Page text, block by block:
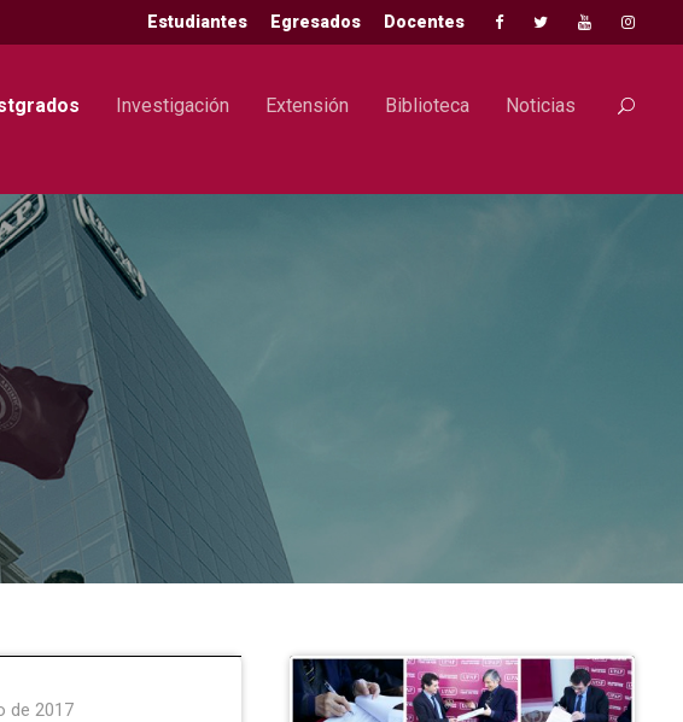
Estudiantes Egresados Docentes
Investigación Extensión Biblioteca Noticias
de 2017